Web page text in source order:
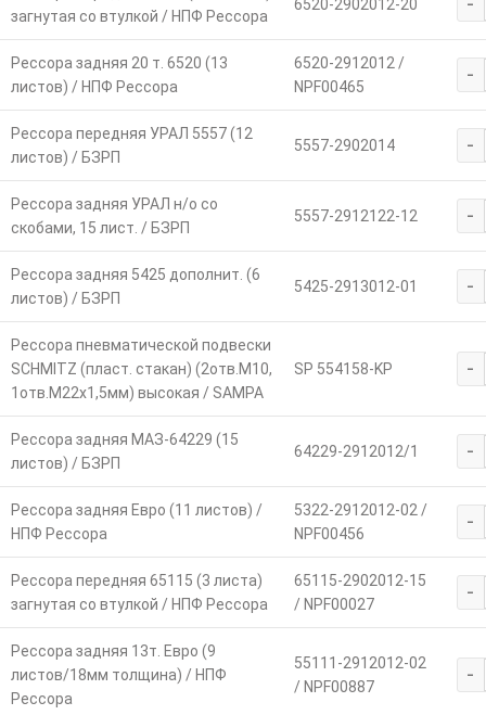
загнутая со втулкой / НПФ Рессора
6520-2902012-20
Рессора задняя 20 т. 6520 (13
листов) / НПФ Рессора
6520-2912012 /
NPF00465
-
Рессора передняя УРАЛ 5557 (12
листов) / БЗРП
5557-2902014 -
Рессора задняя УРАЛ н/о со
скобами, 15 лист. / БЗРП
5557-2912122-12 -
Рессора задняя 5425 дополнит. (6
листов) / БЗРП
5425-2913012-01 -
Рессора пневматической подвески
SCHMITZ (пласт. стакан) (2отв.M10,
1отв.M22х1,5мм) высокая / SAMPA
SP 554158-KP -
Рессора задняя МАЗ-64229 (15
листов) / БЗРП
64229-2912012/1 -
Рессора задняя Евро (11 листов) /
НПФ Рессора
5322-2912012-02 /
NPF00456
-
Рессора передняя 65115 (3 листа)
загнутая со втулкой / НПФ Рессора
65115-2902012-15
/ NPF00027
-
Рессора задняя 13т. Евро (9
листов/18мм толщина) / НПФ
Рессора
55111-2912012-02
/ NPF00887
-